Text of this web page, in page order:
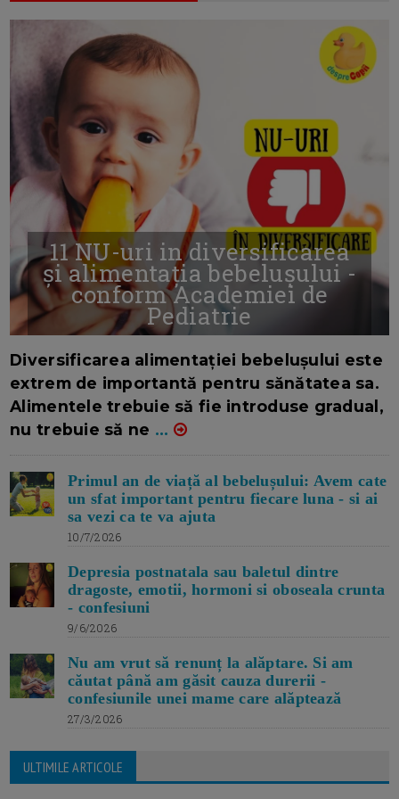
11 NU-uri in diversificarea
și alimentația bebelușului -
conform Academiei de
Pediatrie
Diversificarea alimentației bebelușului este
extrem de importantă pentru sănătatea sa.
Alimentele trebuie să fie introduse gradual,
nu trebuie să ne ...
Primul an de viață al bebelușului: Avem cate
un sfat important pentru fiecare luna - si ai
sa vezi ca te va ajuta
10/7/2026
Depresia postnatala sau baletul dintre
dragoste, emotii, hormoni si oboseala crunta
- confesiuni
9/6/2026
Nu am vrut să renunț la alăptare. Si am
căutat până am găsit cauza durerii -
confesiunile unei mame care alăptează
27/3/2026
ULTIMILE ARTICOLE